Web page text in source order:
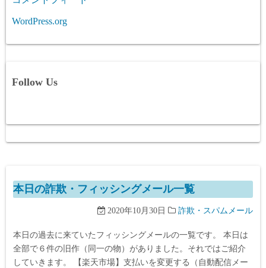
WordPress.org
Follow Us
本日の詐欺・フィッシングメール一覧
2020年10月30日 詐欺・スパムメール
本日の過去に来ていたフィッシングメールの一覧です。 本日は
全部で６件の旧作（同一の物）がありました。それではご紹介
していきます。 【楽天市場】支払いを変更する（自動配信メー